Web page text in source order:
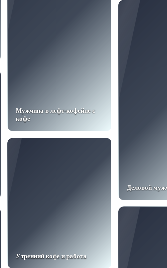
Мужчина в лофт-кофейне с
кофе
Деловой
Утренний кофе и работа